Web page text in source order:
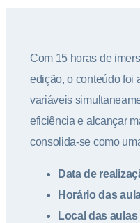
Com 15 horas de
edição, o conteúdo foi
variáveis
eficiência e alcançar
consolida-se como
Data de
Horário das
Local das